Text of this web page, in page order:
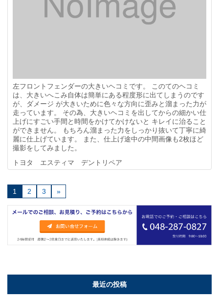
左フロントフェンダーの大きいヘコミです。 このてのヘコミ
は、大きいへこみ自体は簡単にある程度形に出てしまうのです
が、ダメージ が大きいために色々な方向に歪みと溜まった力が
走っています。 その為、大きいヘコミを出してからの細かい仕
上げにすごい手間と時間をかけてかけないと キレイに治ること
ができません。 もちろん溜まった力をしっかり抜いて丁寧に綺
麗に仕上げています。 また、仕上げ途中の中間画像も2枚ほど
撮影をしてみました。
トヨタ エスティマ デントリペア
1 2 3 »
最近の投稿